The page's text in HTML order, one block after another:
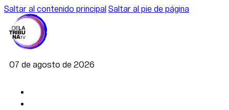
Saltar al contenido principal Saltar al pie de página
07 de agosto de 2026